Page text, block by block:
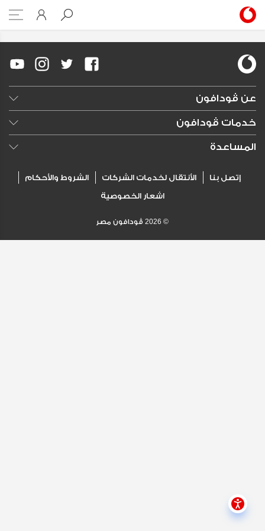
vodafone-red2
عن ڤودافون
وظائف خالية
النشرات الصحفية
خدمات ڤودافون
انترنت
المساعدة
إتصل بنا الأنتقال لخدمات الشركات الشروط والأحكام
اشعار الخصوصية
©
2026 ڤودافون مصر